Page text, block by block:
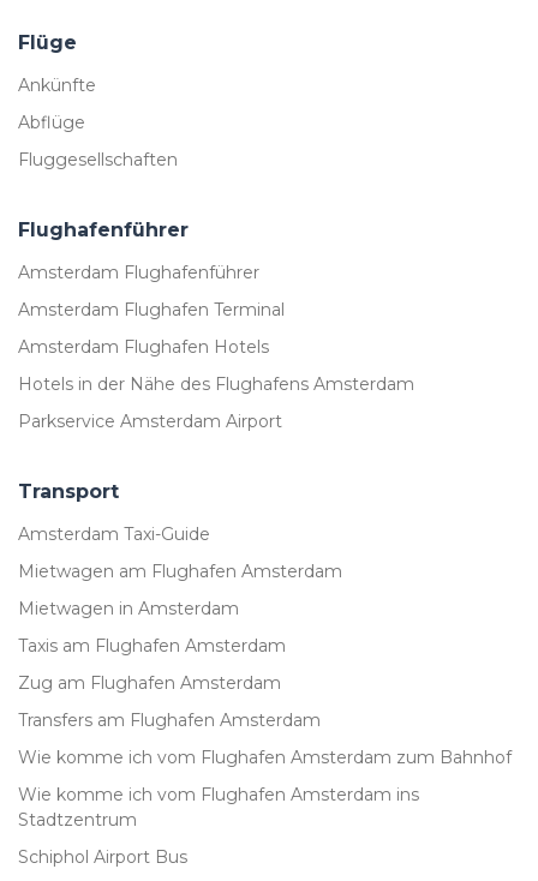
Flüge
Ankünfte
Abflüge
Fluggesellschaften
Flughafenführer
Amsterdam Flughafenführer
Amsterdam Flughafen Terminal
Amsterdam Flughafen Hotels
Hotels in der Nähe des Flughafens Amsterdam
Parkservice Amsterdam Airport
Transport
Amsterdam Taxi-Guide
Mietwagen am Flughafen Amsterdam
Mietwagen in Amsterdam
Taxis am Flughafen Amsterdam
Zug am Flughafen Amsterdam
Transfers am Flughafen Amsterdam
Wie komme ich vom Flughafen Amsterdam zum Bahnhof
Wie komme ich vom Flughafen Amsterdam ins
Stadtzentrum
Schiphol Airport Bus